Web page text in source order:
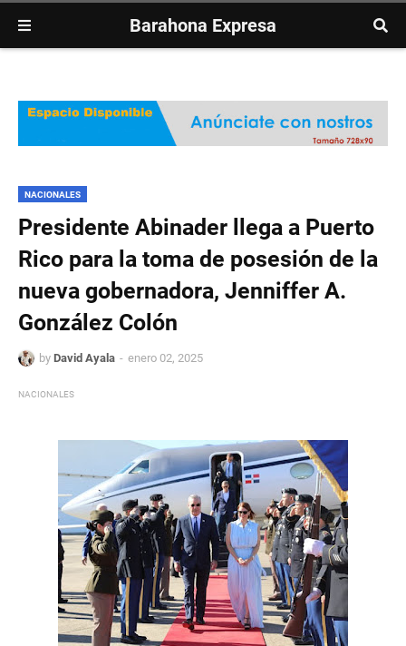
Barahona Expresa
NACIONALES
Presidente Abinader llega a Puerto
Rico para la toma de posesión de la
nueva gobernadora, Jenniffer A.
González Colón
by David Ayala enero 02, 2025
NACIONALES